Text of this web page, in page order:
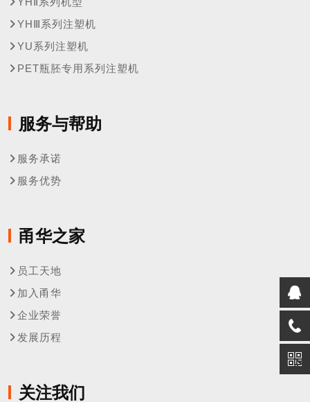
YHⅢ系列注塑机
YU系列注塑机
PET瓶胚专用系列注塑机
服务与帮助
服务承诺
服务优势
甬华之家
员工天地
加入甬华
企业荣誉
发展历程
关注我们